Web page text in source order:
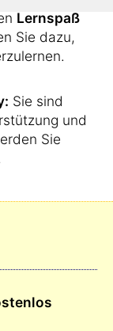
Lernspaß
Sie dazu,
Sie sind
und
Sie